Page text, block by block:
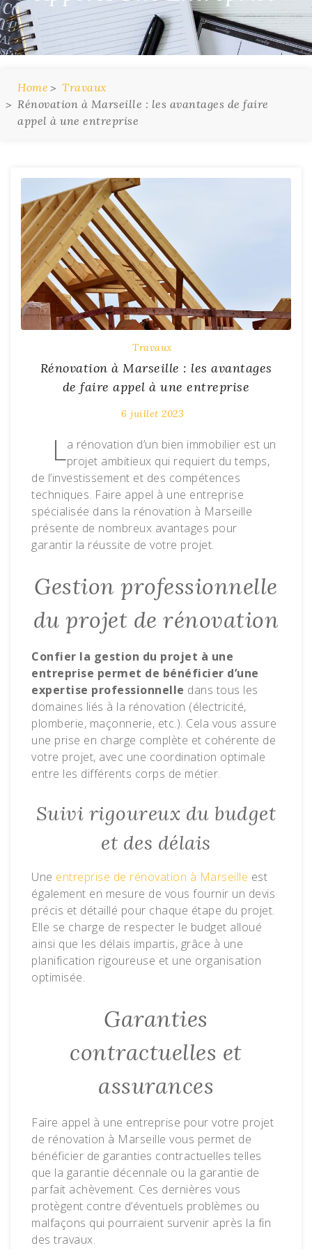
Home
Travaux
Rénovation à Marseille : les avantages de faire
appel à une entreprise
Travaux
Rénovation à Marseille : les avantages
de faire appel à une entreprise
6 juillet 2023
La rénovation d’un bien immobilier est un
projet ambitieux qui requiert du temps,
de l’investissement et des compétences
techniques. Faire appel à une entreprise
spécialisée dans la rénovation à Marseille
présente de nombreux avantages pour
garantir la réussite de votre projet.
Gestion professionnelle
du projet de rénovation
Confier la gestion du projet à une
entreprise permet de bénéficier d’une
expertise professionnelle dans tous les
domaines liés à la rénovation (électricité,
plomberie, maçonnerie, etc.). Cela vous assure
une prise en charge complète et cohérente de
votre projet, avec une coordination optimale
entre les différents corps de métier.
Suivi rigoureux du budget
et des délais
Une entreprise de rénovation à Marseille est
également en mesure de vous fournir un devis
précis et détaillé pour chaque étape du projet.
Elle se charge de respecter le budget alloué
ainsi que les délais impartis, grâce à une
planification rigoureuse et une organisation
optimisée.
Garanties
contractuelles et
assurances
Faire appel à une entreprise pour votre projet
de rénovation à Marseille vous permet de
bénéficier de garanties contractuelles telles
que la garantie décennale ou la garantie de
parfait achèvement. Ces dernières vous
protègent contre d’éventuels problèmes ou
malfaçons qui pourraient survenir après la fin
des travaux.